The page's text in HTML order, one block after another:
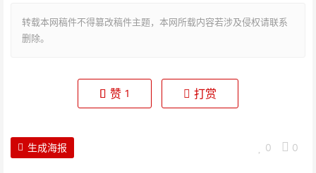
转载本网稿件不得篡改稿件主题，本网所载内容若涉及侵权请联系
删除。
赞 1 打赏
0 0
生成海报